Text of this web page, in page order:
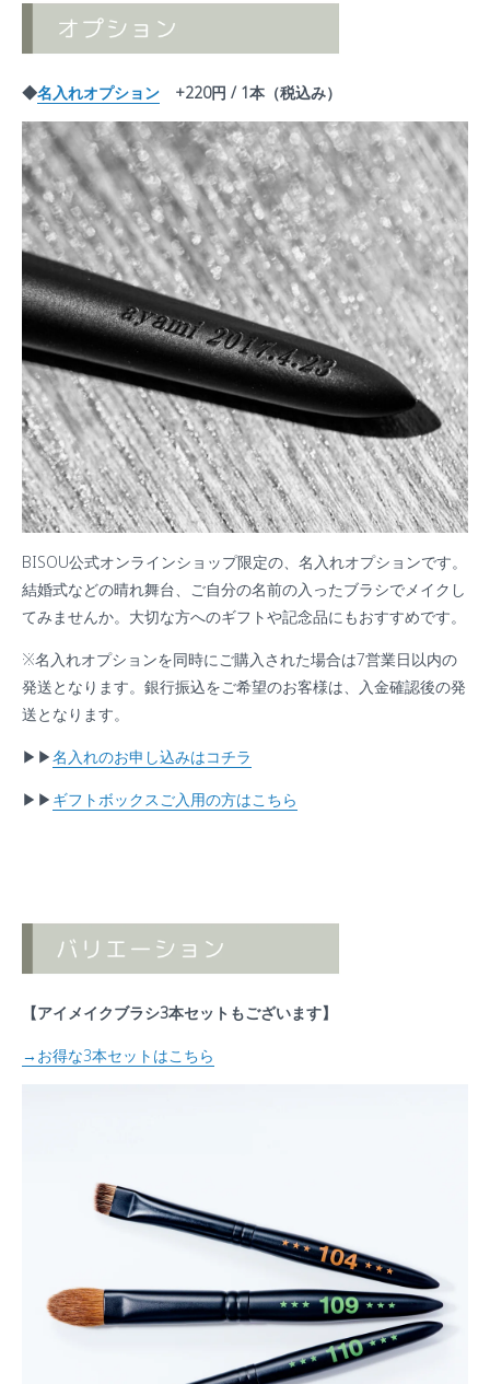
◆名入れオプション +220円 / 1本（税込み）
BISOU公式オンラインショップ限定の、名入れオプションです。
結婚式などの晴れ舞台、ご自分の名前の入ったブラシでメイクし
てみませんか。大切な方へのギフトや記念品にもおすすめです。
※名入れオプションを同時にご購入された場合は7営業日以内の
発送となります。銀行振込をご希望のお客様は、入金確認後の発
送となります。
▶︎▶︎名入れのお申し込みはコチラ
▶︎▶︎ ギフトボックスご入用の方はこちら
【アイメイクブラシ3本セットもございます】
→お得な3本セットはこちら